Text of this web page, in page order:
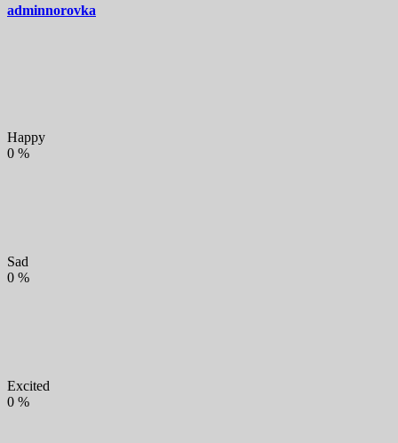
adminnorovka
Happy
0 %
Sad
0 %
Excited
0 %